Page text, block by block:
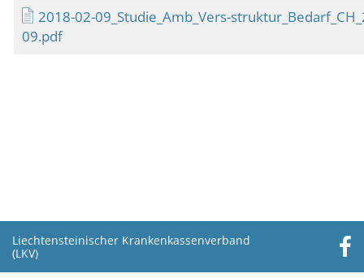
2018-02-09_Studie_Amb_Vers-
09.pdf
Liechtensteinischer Krankenkassenverband
(LKV)